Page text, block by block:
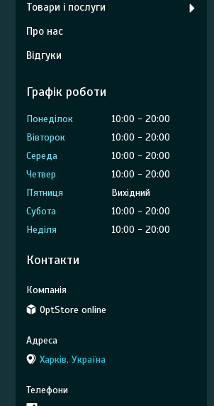
Товари і послуги
Про нас
Відгуки
Графік роботи
Понеділок 10:00
20:00
Вівторок
10:00
20:00
Середа
10:00
20:00
Четвер
10:00
20:00
Пʼятниця
Вихідний
Субота
10:00
20:00
Неділя
10:00 20:00
Контакти
OptStore online
Харків, Україна